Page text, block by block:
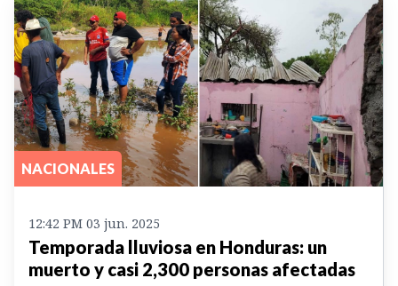
NACIONALES
12:42 PM 03 jun. 2025
Temporada lluviosa en Honduras: un
muerto y casi 2,300 personas afectadas